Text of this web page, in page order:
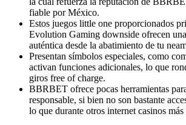
fiable por México.
Estos juegos little one proporcionados
Evolution Gaming downside ofrecen
auténtica desde la abatimiento de tu
Presentan símbolos especiales, como
activan funciones adicionales, lo que
giros free of charge.
BBRBET ofrece pocas herramientas
responsable, si bien no son bastante
lo que durante otros internet casinos más